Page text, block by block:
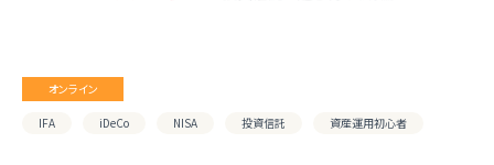
オンライン
IFA iDeCo NISA 投資信託 資産運用初心者